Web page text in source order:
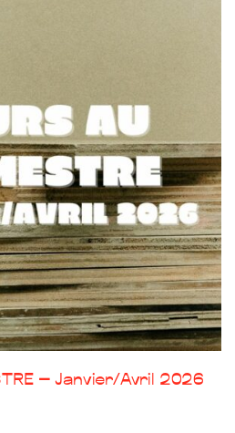
– Janvier/Avril 2026